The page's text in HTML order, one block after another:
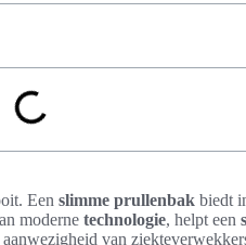
Een slimme prullenbak biedt
moderne technologie, helpt een
van